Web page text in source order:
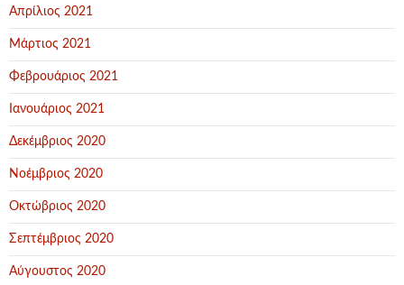
Απρίλιος 2021
Μάρτιος 2021
Φεβρουάριος 2021
Ιανουάριος 2021
Δεκέμβριος 2020
Νοέμβριος 2020
Οκτώβριος 2020
Σεπτέμβριος 2020
Αύγουστος 2020